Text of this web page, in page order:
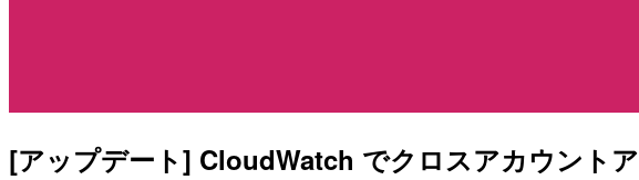
[アップデート] CloudWatch でクロスアカウント